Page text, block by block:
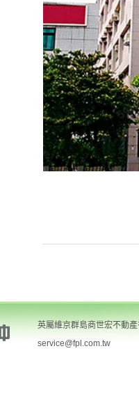
英屬維京群島商世宏不動
service@fpl.com.tw